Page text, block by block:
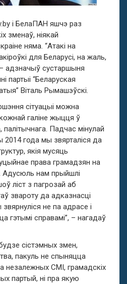
і БелаПАН яшчэ раз
зменаў, ніякай
няма. “Атакі на
для Беларусі, на жаль,
адзначыў сустаршыня
партыі “Беларуская
Віталь Рымашэўскі.
сітуацыі можна
галіне жыцця ў
палітычнага. Падчас мінулай
2014 года мы звярталіся да
якія мусяць
права грамадзян на
Адусюль нам прыйшлі
ліст з пагрозай аб
звароту да адказнасці
не па адрасе і
гэтымі справамі”, – нагадаў
сістэмных змен,
пакуль не спыняцца
незалежных СМІ, грамадскіх
партый, ні пра якую